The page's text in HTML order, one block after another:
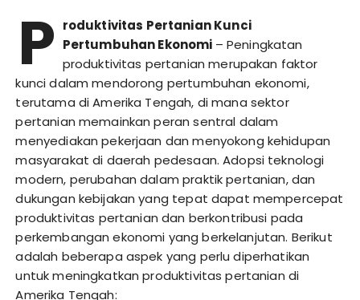
P roduktivitas Pertanian Kunci
Pertumbuhan Ekonomi – Peningkatan
produktivitas pertanian merupakan faktor
kunci dalam mendorong pertumbuhan ekonomi,
terutama di Amerika Tengah, di mana sektor
pertanian memainkan peran sentral dalam
menyediakan pekerjaan dan menyokong kehidupan
masyarakat di daerah pedesaan. Adopsi teknologi
modern, perubahan dalam praktik pertanian, dan
dukungan kebijakan yang tepat dapat mempercepat
produktivitas pertanian dan berkontribusi pada
perkembangan ekonomi yang berkelanjutan. Berikut
adalah beberapa aspek yang perlu diperhatikan
untuk meningkatkan produktivitas pertanian di
Amerika Tengah: